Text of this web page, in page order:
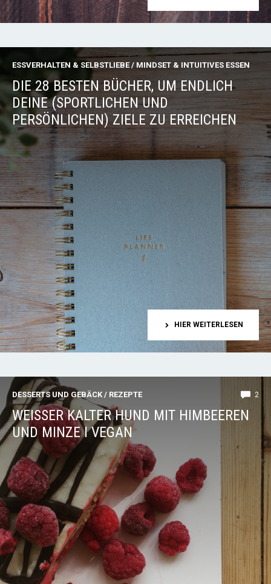
ESSVERHALTEN & SELBSTLIEBE/ MINDSET & INTUITIVES ESSEN
DIE 28 BESTEN BÜCHER, UM ENDLICH
DEINE (SPORTLICHEN UND
PERSÖNLICHEN) ZIELE ZU ERREICHEN
HIER WEITERLESEN
DESSERTS UND GEBÄCK/ REZEPTE 2
WEISSER KALTER HUND MIT HIMBEEREN U
ND MINZE I VEGAN